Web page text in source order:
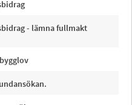
- lämna fullmakt